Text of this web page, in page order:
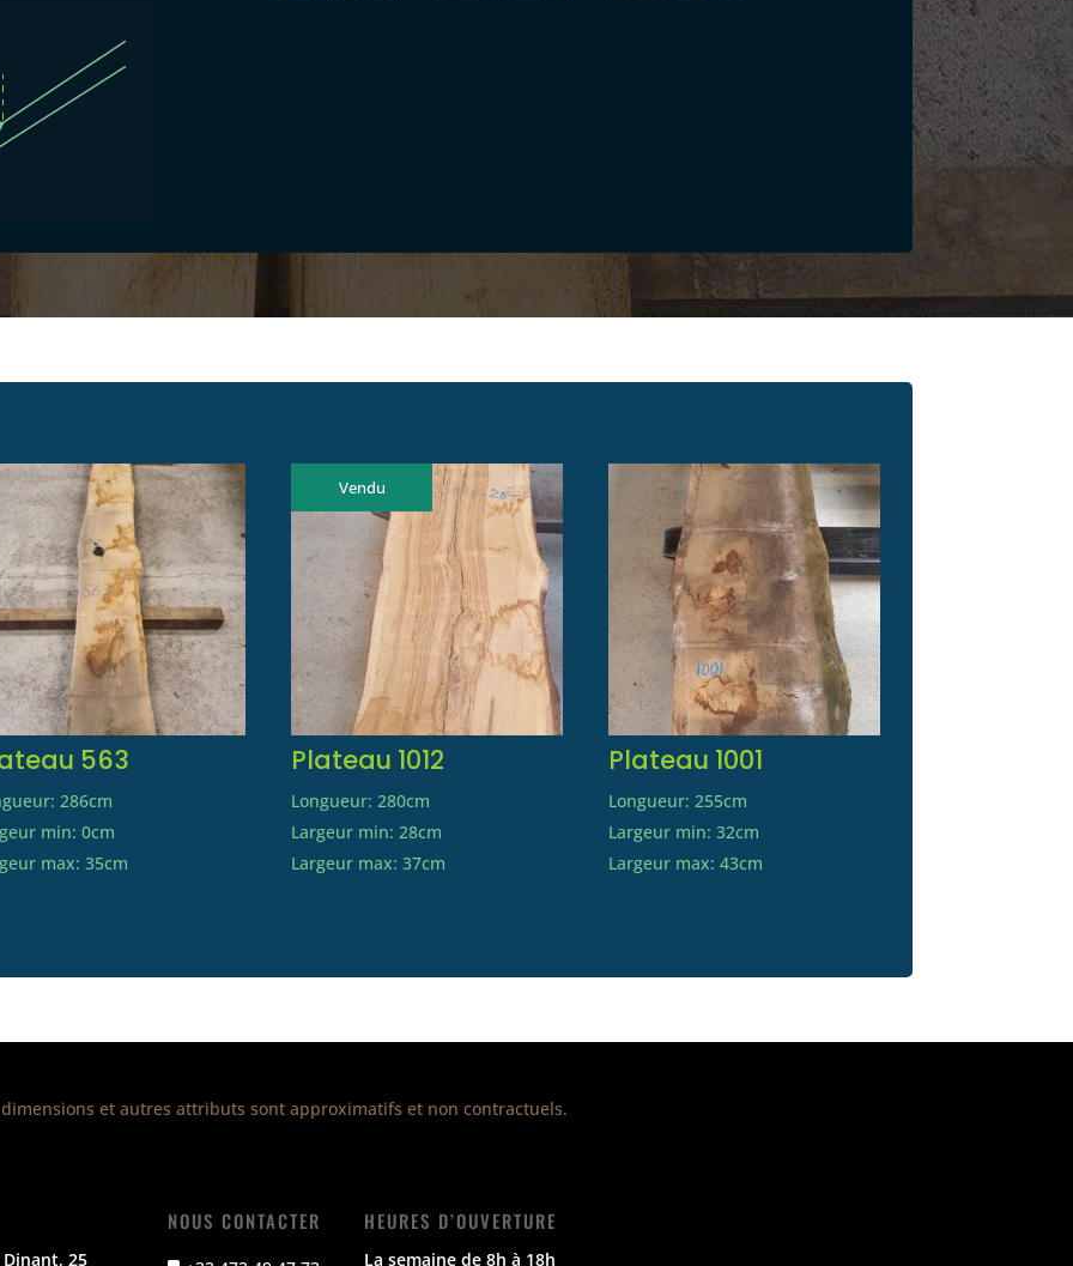
563
286cm
min: 0cm
max: 35cm
Vendu
Plateau 1012
Longueur: 280cm
Largeur min: 28cm
Largeur max: 37cm
Plateau 1001
Longueur: 255cm
Largeur min: 32cm
Largeur max: 43cm
dimensions et autres attributs sont approximatifs et non contractuels.
Dinant, 25
NOUS CONTACTER HEURES D’OUVERTURE
La semaine de 8h à 18h